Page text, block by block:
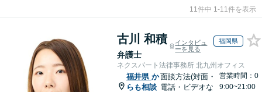
11件中 1-11件を表示
古川 和積
弁護士
インタビュ
ーを見る
福岡県
ネクスパート法律事務所 北九州オフィス
福井県 か
らも相談
面談方法(対面・
電話・ビデオな
営業時間：0
9:00~21:00